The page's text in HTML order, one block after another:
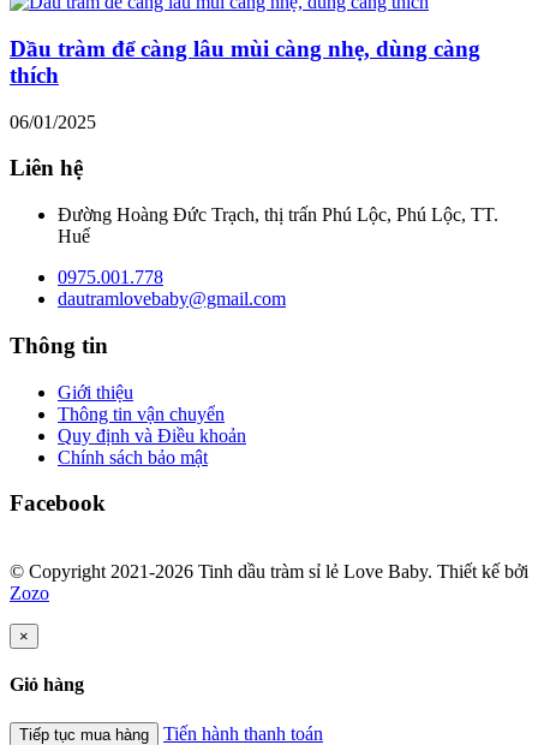
Dầu tràm để càng lâu mùi càng nhẹ, dùng càng
thích
06/01/2025
Liên hệ
Đường Hoàng Đức Trạch, thị trấn Phú Lộc, Phú Lộc, TT.
Huế
0975.001.778
dautramlovebaby@gmail.com
Thông tin
Giới thiệu
Thông tin vận chuyển
Quy định và Điều khoản
Chính sách bảo mật
Facebook
© Copyright 2021-2026 Tinh dầu tràm sỉ lẻ Love Baby. Thiết kế bởi
Zozo
×
Giỏ hàng
Tiếp tục mua hàng Tiến hành thanh toán